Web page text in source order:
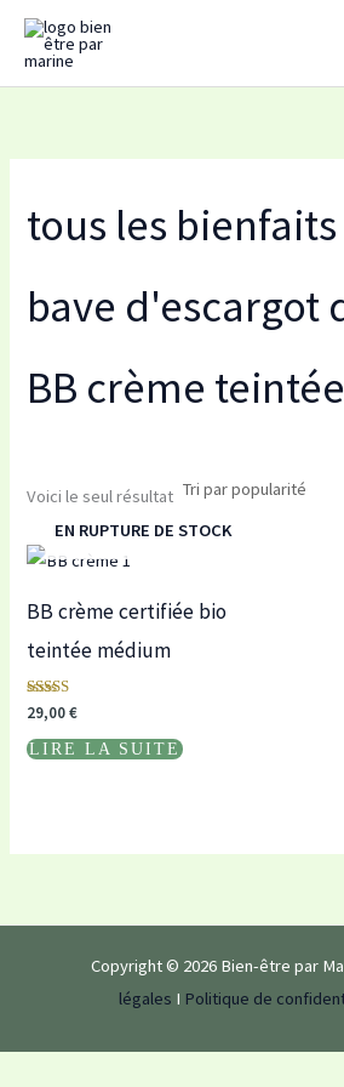
Aller
tous les
bave d'escargot
BB crème
Voici le seul résultat
EN RUPTURE DE STOCK
BB crème certifiée bio
teintée médium
Note
5.00
sur 5
29,00€
LIRE LA SUITE
Copyright © 2026 Bien-être par
légales I Politique de